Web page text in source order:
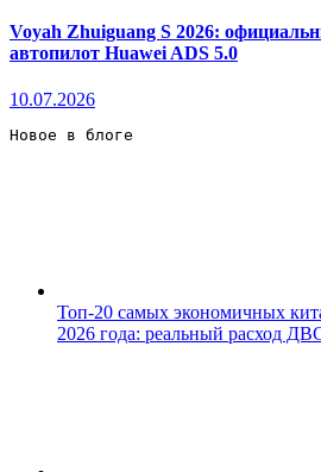
Voyah Zhuiguang S 2026:
автопилот Huawei ADS 5.0
10.07.2026
Новое в блоге
Топ-20 самых экономичных
2026 года: реальный расход